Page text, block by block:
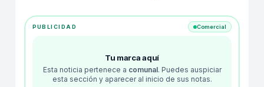
PUBLICIDAD Comercial
Tu marca aquí
Esta noticia pertenece a comunal. Puedes auspiciar
esta sección y aparecer al inicio de sus notas.